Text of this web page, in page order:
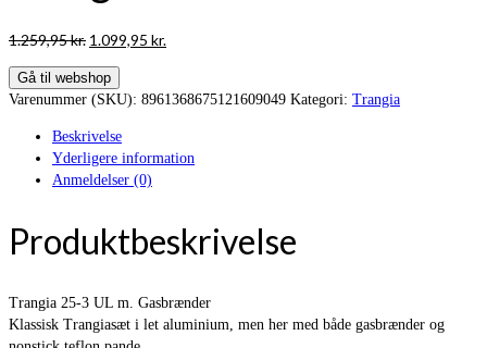
1.259,95kr. Den
pris
var:
1.099,95 kr.
er:
Gå til webshop
Varenummer (SKU): 8961368675121609049 Kategori: Trangia
Beskrivelse
Yderligere information
Anmeldelser (0)
Produktbeskrivelse
Trangia 25-3 UL m. Gasbrænder
Klassisk Trangiasæt i let aluminium, men her med både gasbrænder og